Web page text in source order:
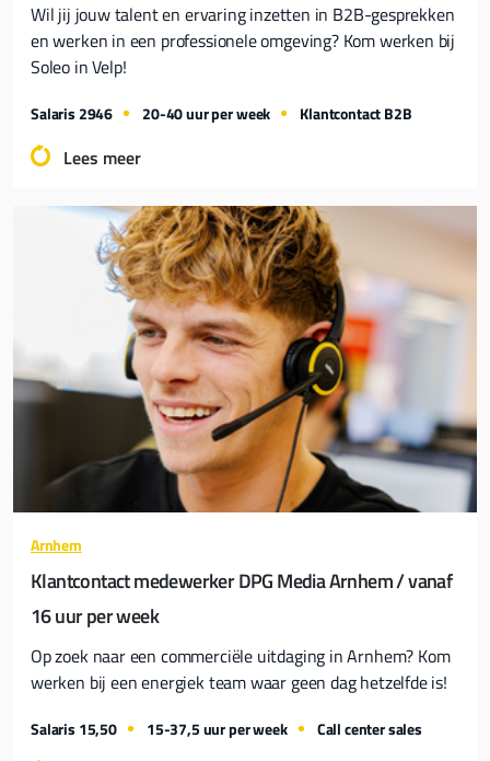
Wil jij jouw talent en ervaring inzetten in B2B-gesprekken
en werken in een professionele omgeving? Kom werken bij
Soleo in Velp!
Salaris 2946 20-40 uur per week Klantcontact B2B
Lees meer
Arnhem
Klantcontact medewerker DPG Media Arnhem / vanaf
16 uur per week
Op zoek naar een commerciële uitdaging in Arnhem? Kom
werken bij een energiek team waar geen dag hetzelfde is!
Salaris 15,50 15-37,5 uur per week Call center sales